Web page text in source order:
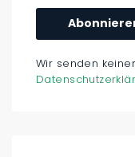
Wir senden